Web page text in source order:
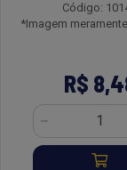
Código:
*Imagem
R$